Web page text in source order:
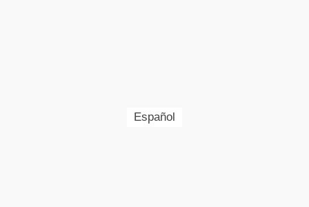
Español